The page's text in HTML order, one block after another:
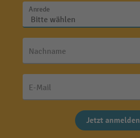
Anrede
Nachname
E-Mail
Jetzt anmelden